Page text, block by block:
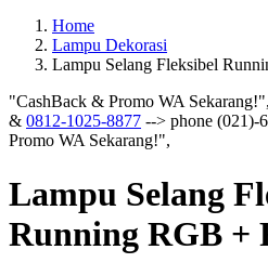
Home
Lampu Dekorasi
Lampu Selang Fleksibel
"CashBack & Promo WA Sekarang!",
& 0812-1025-8877 --> phone (021)-
Promo WA Sekarang!",
Lampu Selang
Running RGB +